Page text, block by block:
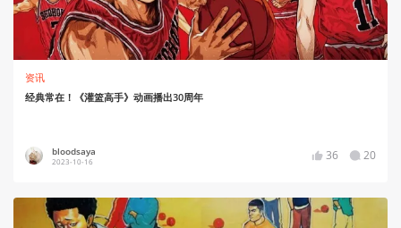
资讯
经典常在！《灌篮高手》动画播出30周年
bloodsaya
2023-10-16 36 20